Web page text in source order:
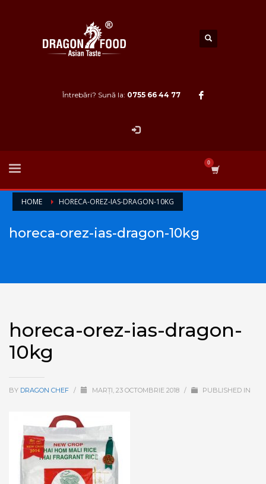
Întrebări? Sună la: 0755 66 44 77
HOME HORECA-OREZ-IAS-DRAGON-10KG
horeca-orez-ias-dragon-10kg
horeca-orez-ias-dragon-
10kg
BY DRAGON CHEF / MARȚI, 23 OCTOMBRIE 2018 / PUBLISHED IN